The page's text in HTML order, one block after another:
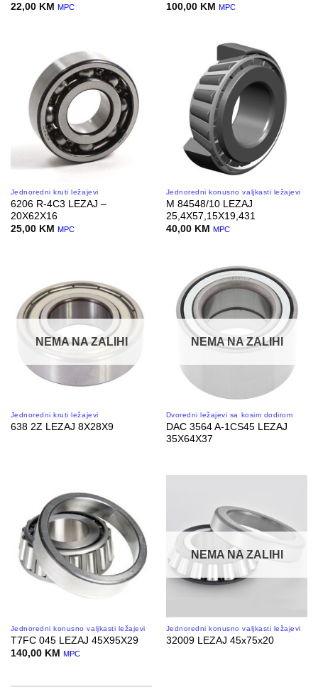
22,00 KM MPC
100,00 KM MPC
Jednoredni kruti ležajevi
6206 R-4C3 LEZAJ –
20X62X16
25,00 KM MPC
Jednoredni konusno valjkasti ležajevi
M 84548/10 LEZAJ
25,4X57,15X19,431
40,00 KM MPC
NEMA NA ZALIHI
Jednoredni kruti ležajevi
638 2Z LEZAJ 8X28X9
NEMA NA ZALIHI
Dvoredni ležajevi sa kosim dodirom
DAC 3564 A-1CS45 LEZAJ
35X64X37
Jednoredni konusno valjkasti ležajevi
T7FC 045 LEZAJ 45X95X29
140,00 KM MPC
NEMA NA ZALIHI
Jednoredni konusno valjkasti ležajevi
32009 LEZAJ 45x75x20